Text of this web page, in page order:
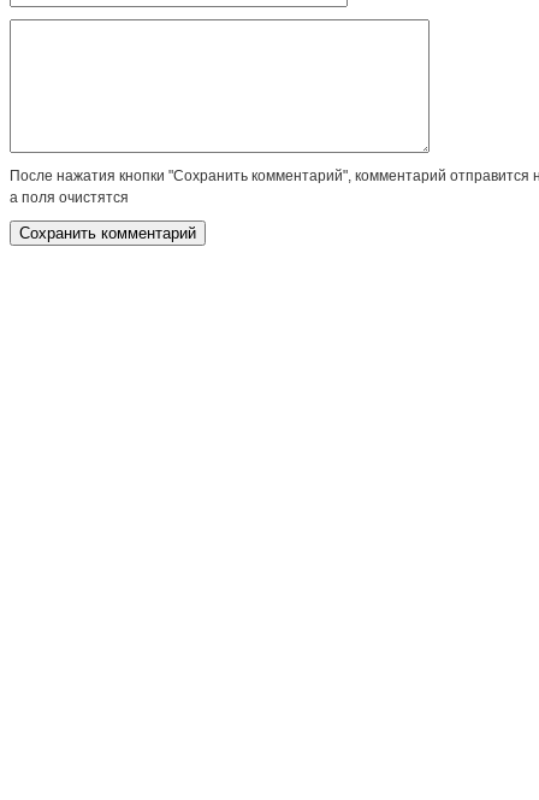
После нажатия кнопки "Сохранить комментарий", комментарий отправится
а поля очистятся